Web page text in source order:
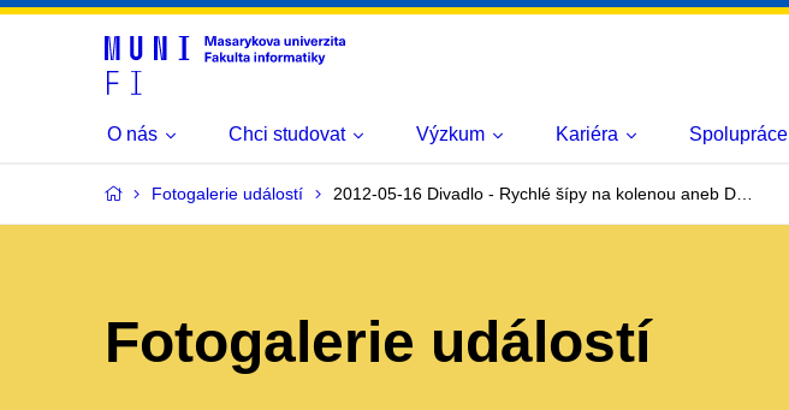
O nás Chci studovat Výzkum Kariéra Spolupráce
Fotogalerie událostí 2012-05-16 Divadlo - Rychlé šípy na kolenou aneb D…
Fotogalerie událostí